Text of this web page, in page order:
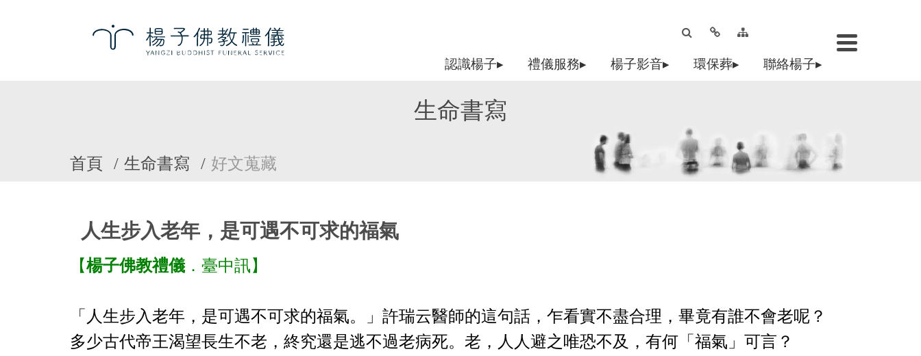
認識楊子▸ 禮儀服務▸ 楊子影音▸ 環保葬▸ 聯絡楊子▸
生命書寫
首頁 生命書寫 好文蒐藏
人生步入老年，是可遇不可求的福氣
【楊子佛教禮儀 ．臺中訊】
「人生步入老年，是可遇不可求的福氣。」許瑞云醫師的這句話，乍看實不盡合理，畢竟有誰不會老呢？
多少古代帝王渴望長生不老，終究還是逃不過老病死。老，人人避之唯恐不及，有何「福氣」可言？